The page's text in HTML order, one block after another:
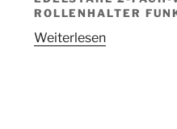
ROLLENHALTER
Weiterlesen